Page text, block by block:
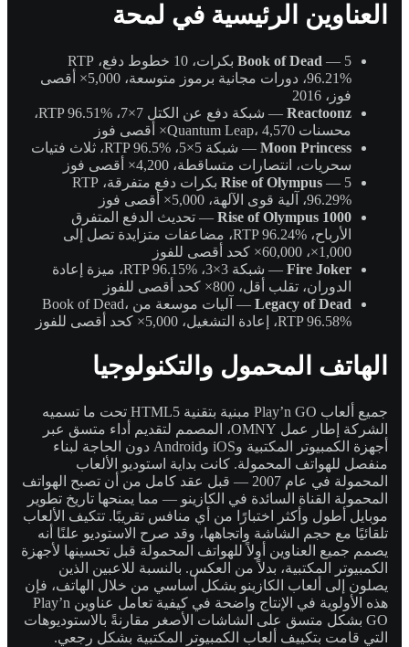
العناوين الرئيسية في لمحة
Book of Dead
— 5 بكرات، 10 خطوط دفع، RTP
96.21%، دورات مجانية برموز متوسعة، 5,000× أقصى
فوز، 2016
Reactoonz
— شبكة دفع عن الكتل 7×7، RTP 96.51%،
محسنات Quantum Leap، 4,570× أقصى فوز
Moon Princess
— شبكة 5×5، RTP 96.5%، ثلاث فتيات
سحريات، انتصارات متساقطة، 4,200× أقصى فوز
Rise of Olympus
— 5 بكرات دفع متفرقة، RTP
96.29%، آلية قوى الآلهة، 5,000× أقصى فوز
Rise of Olympus 1000 — تحديث الدفع المتفرق
الأرباح، RTP 96.24%، مضاعفات متزايدة تصل إلى
1,000×، 60,000× كحد أقصى للفوز
Fire Joker
— شبكة 3×3، RTP 96.15%، ميزة إعادة
الدوران، تقلب أقل، 800× كحد أقصى للفوز
Legacy of Dead
— آليات موسعة من Book of Dead،
RTP 96.58%، إعادة التشغيل، 5,000× كحد أقصى للفوز
الهاتف المحمول والتكنولوجيا
جميع ألعاب Play’n GO مبنية بتقنية HTML5 تحت ما تسميه
الشركة إطار عمل OMNY، المصمم لتقديم أداء متسق عبر
أجهزة الكمبيوتر المكتبية وiOS وAndroid دون الحاجة لبناء
منفصل للهواتف المحمولة. كانت بداية استوديو الألعاب
المحمولة في عام 2007 — قبل عقد كامل من أن تصبح الهواتف
المحمولة القناة السائدة في الكازينو — مما يمنحها تاريخ تطوير
موبايل أطول وأكثر اختبارًا من أي منافس تقريبًا. تتكيف الألعاب
تلقائيًا مع حجم الشاشة واتجاهها، وقد صرح الاستوديو علنًا أنه
يصمم جميع العناوين أولاً للهواتف المحمولة قبل تحسينها لأجهزة
الكمبيوتر المكتبية، بدلاً من العكس. بالنسبة للاعبين الذين
يصلون إلى ألعاب الكازينو بشكل أساسي من خلال الهاتف، فإن
هذه الأولوية في الإنتاج واضحة في كيفية تعامل عناوين Play’n
GO بشكل متسق على الشاشات الأصغر مقارنةً بالاستوديوهات
التي قامت بتكييف ألعاب الكمبيوتر المكتبية بشكل رجعي.